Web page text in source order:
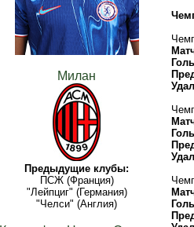
Милан
Предыдущие клубы:
ПСЖ (Франция)
"Лейпциг" (Германия)
"Челси" (Англия)